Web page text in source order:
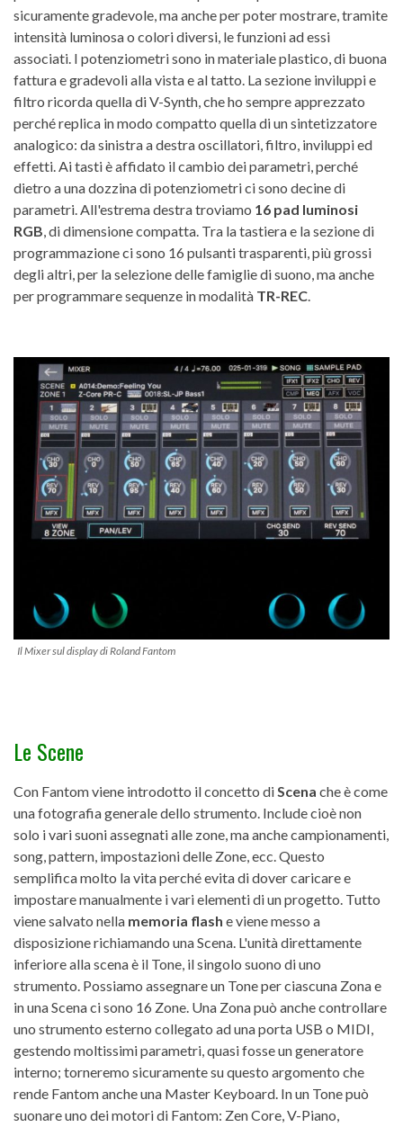
sicuramente gradevole, ma anche per poter mostrare, tramite
intensità luminosa o colori diversi, le funzioni ad essi
associati. I potenziometri sono in materiale plastico, di buona
fattura e gradevoli alla vista e al tatto. La sezione inviluppi e
filtro ricorda quella di V-Synth, che ho sempre apprezzato
perché replica in modo compatto quella di un sintetizzatore
analogico: da sinistra a destra oscillatori, filtro, inviluppi ed
effetti. Ai tasti è affidato il cambio dei parametri, perché
dietro a una dozzina di potenziometri ci sono decine di
parametri. All'estrema destra troviamo 16 pad luminosi
RGB, di dimensione compatta. Tra la tastiera e la sezione di
programmazione ci sono 16 pulsanti trasparenti, più grossi
degli altri, per la selezione delle famiglie di suono, ma anche
per programmare sequenze in modalità TR-REC.
Il Mixer sul display di Roland Fantom
Le Scene
Con Fantom viene introdotto il concetto diScena che è come
una fotografia generale dello strumento. Include cioè non
solo i vari suoni assegnati alle zone, ma anche campionamenti,
song, pattern, impostazioni delle Zone, ecc. Questo
semplifica molto la vita perché evita di dover caricare e
impostare manualmente i vari elementi di un progetto. Tutto
viene salvato nella memoria flash e viene messo a
disposizione richiamando una Scena. L'unità direttamente
inferiore alla scena è il Tone, il singolo suono di uno
strumento. Possiamo assegnare un Tone per ciascuna Zona e
in una Scena ci sono 16 Zone. Una Zona può anche controllare
uno strumento esterno collegato ad una porta USB o MIDI,
gestendo moltissimi parametri, quasi fosse un generatore
interno; torneremo sicuramente su questo argomento che
rende Fantom anche una Master Keyboard. In un Tone può
suonare uno dei motori di Fantom: Zen Core, V-Piano,